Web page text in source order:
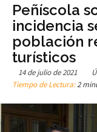
Peñíscola
incidencia
población
turísticos
14 de julio de 2021
Tiempo de Lectura:2